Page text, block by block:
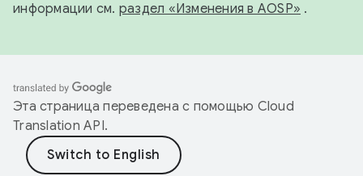
информации см. раздел «Изменения в AOSP» .
Эта страница переведена с помощью Cloud
Translation API.